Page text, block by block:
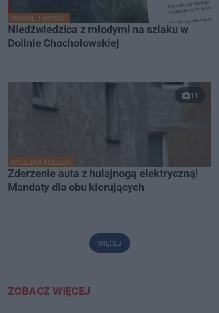
WOKÓŁ TURYŚCI!
Niedźwiedzica z młodymi na szlaku w
Dolinie Chochołowskiej
11
KOLEJNA KOLIZJA
Zderzenie auta z hulajnogą elektryczną!
Mandaty dla obu kierujących
WIĘCEJ
ZOBACZ WIĘCEJ